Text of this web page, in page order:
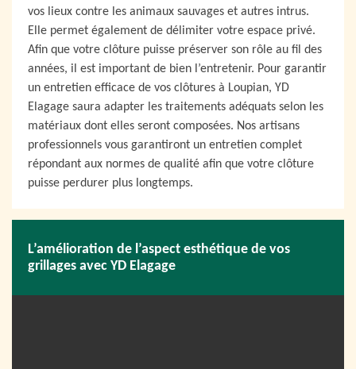
vos lieux contre les animaux sauvages et autres intrus.
Elle permet également de délimiter votre espace privé.
Afin que votre clôture puisse préserver son rôle au fil des
années, il est important de bien l’entretenir. Pour garantir
un entretien efficace de vos clôtures à Loupian, YD
Elagage saura adapter les traitements adéquats selon les
matériaux dont elles seront composées. Nos artisans
professionnels vous garantiront un entretien complet
répondant aux normes de qualité afin que votre clôture
puisse perdurer plus longtemps.
L’amélioration de l’aspect esthétique de vos
grillages avec YD Elagage